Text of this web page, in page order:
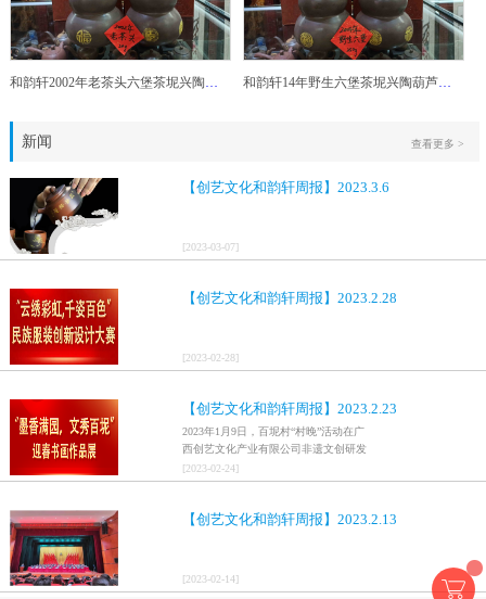
和韵轩2002年老茶头六堡茶坭兴陶葫芦茶罐 和韵轩14年野生六堡茶坭兴陶葫芦茶罐
新闻
【创艺文化和韵轩周报】2023.3.6
[2023-03-07]
【创艺文化和韵轩周报】2023.2.28
[2023-02-28]
【创艺文化和韵轩周报】2023.2.23
2023年1月9日，百坭村“村晚”活动在广
西创艺文化产业有限公司非遗文创研发
基地、百色市乐业县百坭壮族织布技艺
传承创意基地正式开启，活动紧扣“启航
村特色设计舞美，突出乡村文艺新体
[2023-02-24]
【创艺文化和韵轩周报】2023.2.13
[2023-02-14]
查看更多 >